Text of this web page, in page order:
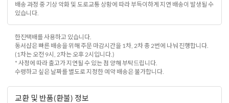
배송 과정 중 기상 악화 및 도로교통 상황에 따라 부득이하게 지연 배송이 발생될 수
있습니다.
한진택배를 사용하고 있습니다.
동서샵은 빠른 배송을 위해 주문 마감시간을 1차, 2차 총 2번에 나눠 진행합니다.
(1차는 오전 9시, 2차는 오후 2시입니다.)
* 사정에 따라 출고가 지연될 수 있는 점 양해 부탁드립니다.
수령하고 싶은 날짜를 별도로 지정한 예약 배송은 불가합니다.
교환 및 반품(환불) 정보